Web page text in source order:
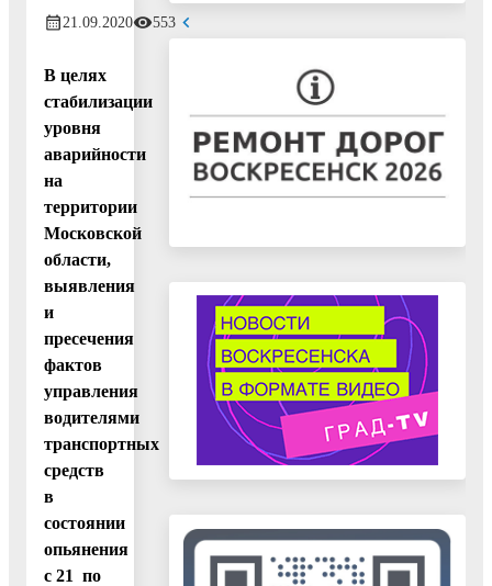
21.09.2020 553
В целях
стабилизации
уровня
аварийности
на
территории
Московской
области,
выявления
и
пресечения
фактов
управления
водителями
транспортных
средств
в
состоянии
опьянения
с 21 по